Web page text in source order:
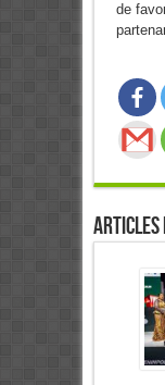
de
Articles